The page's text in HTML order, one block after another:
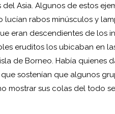
Asia. Algunos de estos
rabos minúsculos y
eran descendientes de los
eruditos los ubicaban en
de Borneo. Había quienes
sostenían que algunos
mostrar sus colas del todo